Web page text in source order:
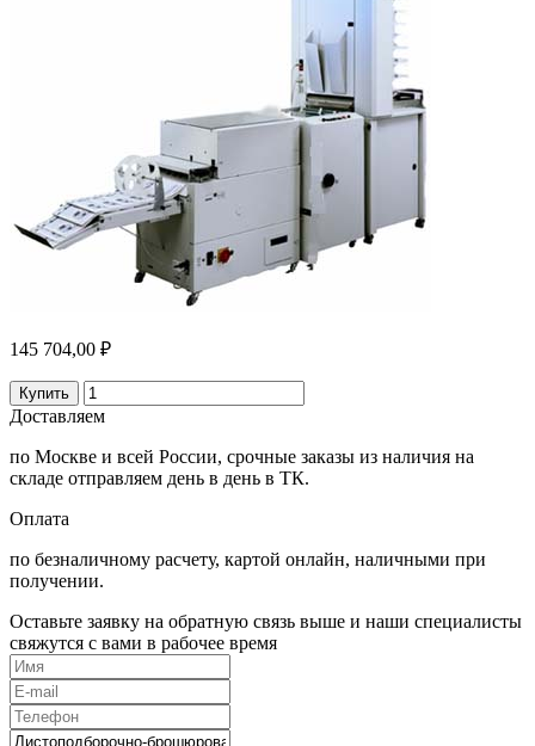
145 704,00 ₽
Купить
Доставляем
по Москве и всей России, срочные заказы из наличия на
складе отправляем день в день в ТК.
Оплата
по безналичному расчету, картой онлайн, наличными при
получении.
Оставьте заявку на обратную связь выше и наши специалисты
свяжутся с вами в рабочее время